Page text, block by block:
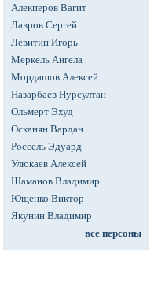
Алекперов Вагит
Лавров Сергей
Левитин Игорь
Меркель Ангела
Мордашов Алексей
Назарбаев Нурсултан
Ольмерт Эхуд
Осканян Вардан
Россель Эдуард
Улюкаев Алексей
Шаманов Владимир
Ющенко Виктор
Якунин Владимир
все персоны